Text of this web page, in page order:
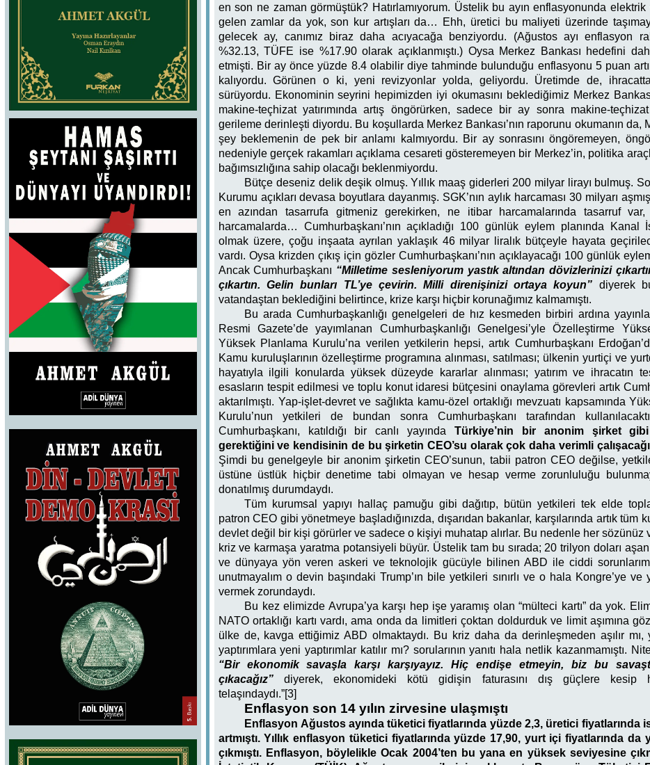
en son ne zaman görmüştük? Hatırlamıyorum. Üstelik bu ayın enflasyonunda
gelen zamlar da yok, son kur artışları da… Ehh, üretici bu maliyeti üzerinde
gelecek ay, canımız biraz daha acıyacağa benziyordu. (Ağustos ayı enflasyon
%32.13, TÜFE ise %17.90 olarak açıklanmıştı.)Oysa Merkez Bankası hedefini
etmişti. Bir ay önce yüzde 8.4 olabilir diye tahminde bulunduğu enflasyonu 5 puan
kalıyordu. Görünen o ki, yeni revizyonlar yolda, geliyordu. Üretimde de,
sürüyordu. Ekonominin seyrini hepimizden iyi okumasını beklediğimiz Merkez
makine-teçhizat yatırımında artış öngörürken, sadece bir ay sonra makine-teçhizat
gerileme derinleşti diyordu. Bu koşullarda Merkez Bankası’nın raporunu okumanın da,
şey beklemenin de pek bir anlamı kalmıyordu. Bir ay sonrasını öngöremeyen,
nedeniyle gerçek rakamları açıklama cesareti gösteremeyen bir Merkez’in, politika
bağımsızlığına sahip olacağı beklenmiyordu.
Bütçe deseniz delik deşik olmuş. Yıllık maaş giderleri 200 milyar lirayı bulmuş.
Kurumu açıkları devasa boyutlara dayanmış. SGK’nın aylık harcaması 30 milyarı
en azından tasarrufa gitmeniz gerekirken, ne itibar harcamalarında tasarruf
harcamalarda… Cumhurbaşkanı’nın açıkladığı 100 günlük eylem planında Kanal
olmak üzere, çoğu inşaata ayrılan yaklaşık 46 milyar liralık bütçeyle hayata
vardı. Oysa krizden çıkış için gözler Cumhurbaşkanı’nın açıklayacağı 100 günlük
Ancak Cumhurbaşkanı “Milletime sesleniyorum yastık altından dövizlerinizi
çıkartın. Gelin bunları TL’ye çevirin. Milli direnişinizi ortaya koyun” diyerek
vatandaştan beklediğini belirtince, krize karşı hiçbir korunağımız kalmamıştı.
Bu arada Cumhurbaşkanlığı genelgeleri de hız kesmeden birbiri ardına
Resmi Gazete’de yayımlanan Cumhurbaşkanlığı Genelgesi’yle Özelleştirme
Yüksek Planlama Kurulu’na verilen yetkilerin hepsi, artık Cumhurbaşkanı
Kamu kuruluşlarının özelleştirme programına alınması, satılması; ülkenin yurtiçi ve
hayatıyla ilgili konularda yüksek düzeyde kararlar alınması; yatırım ve ihracatın
esasların tespit edilmesi ve toplu konut idaresi bütçesini onaylama görevleri artık
aktarılmıştı. Yap-işlet-devret ve sağlıkta kamu-özel ortaklığı mevzuatı kapsamında
Kurulu’nun yetkileri de bundan sonra Cumhurbaşkanı tarafından
Cumhurbaşkanı, katıldığı bir canlı yayında Türkiye’nin bir anonim şirket
gerektiğini ve kendisinin de bu şirketin CEO’su olarak çok daha verimli
Şimdi bu genelgeyle bir anonim şirketin CEO’sunun, tabii patron CEO değilse,
üstüne üstlük hiçbir denetime tabi olmayan ve hesap verme zorunluluğu
donatılmış durumdaydı.
Tüm kurumsal yapıyı hallaç pamuğu gibi dağıtıp, bütün yetkileri tek elde
patron CEO gibi yönetmeye başladığınızda, dışarıdan bakanlar, karşılarında artık tüm
devlet değil bir kişi görürler ve sadece o kişiyi muhatap alırlar. Bu nedenle her sözünüz
kriz ve karmaşa yaratma potansiyeli büyür. Üstelik tam bu sırada; 20 trilyon doları
ve dünyaya yön veren askeri ve teknolojik gücüyle bilinen ABD ile ciddi
unutmayalım o devin başındaki Trump’ın bile yetkileri sınırlı ve o hala Kongre’ye ve
vermek zorundaydı.
Bu kez elimizde Avrupa’ya karşı hep işe yaramış olan “mülteci kartı” da yok.
NATO ortaklığı kartı vardı, ama onda da limitleri çoktan doldurduk ve limit aşımına
ülke de, kavga ettiğimiz ABD olmaktaydı. Bu kriz daha da derinleşmeden aşılır mı,
yaptırımlara yeni yaptırımlar katılır mı? sorularının yanıtı hala netlik kazanmamıştı.
“Bir ekonomik savaşla karşı karşıyayız. Hiç endişe etmeyin, biz bu
çıkacağız” diyerek, ekonomideki kötü gidişin faturasını dış güçlere kesip
telaşındaydı.”[3]
Enflasyon son 14 yılın zirvesine ulaşmıştı
Enflasyon Ağustos ayında tüketici fiyatlarında yüzde 2,3, üretici fiyatlarında
artmıştı. Yıllık enflasyon tüketici fiyatlarında yüzde 17,90, yurt içi fiyatlarında da
çıkmıştı. Enflasyon, böylelikle Ocak 2004’ten bu yana en yüksek seviyesine